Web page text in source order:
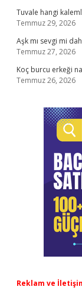
Tuvale hangi
Temmuz 29, 2026
Aşk mı sevgi mi
Temmuz 27, 2026
Koç burcu erkeği
Temmuz 26, 2026
Reklam ve